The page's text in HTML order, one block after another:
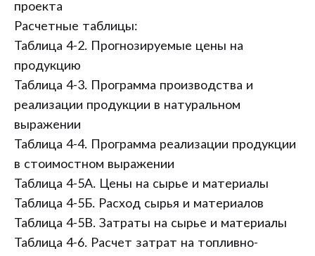
проекта
Расчетные таблицы:
Таблица 4-2. Прогнозируемые цены на
продукцию
Таблица 4-3. Программа производства и
реализации продукции в натуральном
выражении
Таблица 4-4. Программа реализации продукции
в стоимостном выражении
Таблица 4-5А. Цены на сырье и материалы
Таблица 4-5Б. Расход сырья и материалов
Таблица 4-5В. Затраты на сырье и материалы
Таблица 4-6. Расчет затрат на топливно-